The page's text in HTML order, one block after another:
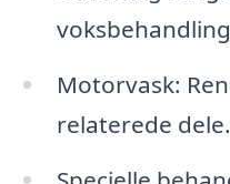
Motorvask:
relaterede dele.